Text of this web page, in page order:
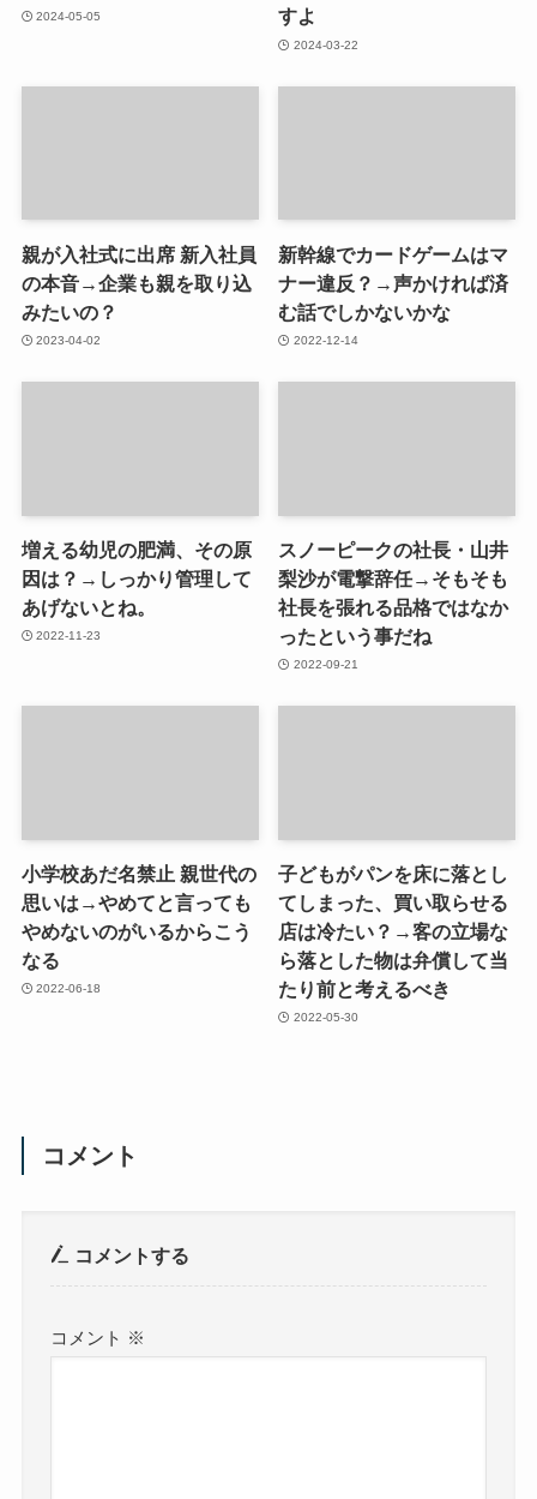
2024-05-05
すよ
2024-03-22
親が入社式に出席 新入社員
の本音→企業も親を取り込
みたいの？
2023-04-02
新幹線でカードゲームはマ
ナー違反？→声かければ済
む話でしかないかな
2022-12-14
増える幼児の肥満、その原
因は？→しっかり管理して
あげないとね。
2022-11-23
スノーピークの社長・山井
梨沙が電撃辞任→そもそも
社長を張れる品格ではなか
ったという事だね
2022-09-21
小学校あだ名禁止 親世代の
思いは→やめてと言っても
やめないのがいるからこう
なる
2022-06-18
子どもがパンを床に落とし
てしまった、買い取らせる
店は冷たい？→客の立場な
ら落とした物は弁償して当
たり前と考えるべき
2022-05-30
コメント
コメントする
コメント ※